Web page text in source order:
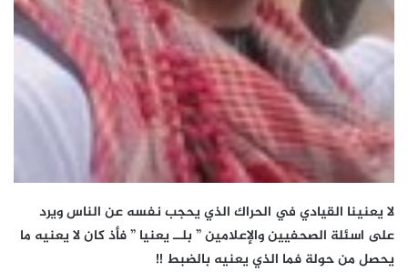
لا يعنينا القيادي في الحراك الذي يحجب نفسه عن الناس ويرد
على اسئلة الصحفيين والإعلامين ” بلــ يعنيا ” فأذ كان لا يعنيه ما
يحصل من حولة فما الذي يعنيه بالضبط !!